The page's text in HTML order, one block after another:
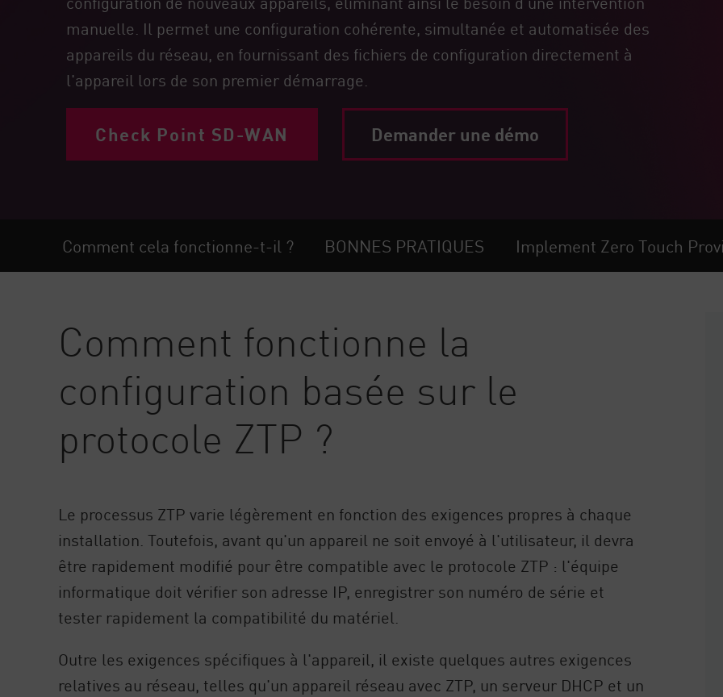
Poste
Navigation
Modèle SaaS
Renseignements sur les menaces
Exposure Prioritization
IA ThreatCloud
AI SECURITY
AI Red Teaming
Voir les solutions de A à Z
manuelle. Il permet une configuration cohérente, simultanée et automatisée des
appareils du réseau, en fournissant des fichiers de configuration directement à
l'appareil lors de son premier démarrage.
Check Point SD-WAN Demander une démo
Comment cela fonctionne-t-il ? BONNES PRATIQUES Implement Zero Touch
Comment fonctionne la
configuration basée sur le
protocole ZTP ?
Le processus ZTP varie légèrement en fonction des exigences propres à chaque
installation. Toutefois, avant qu'un appareil ne soit envoyé à l'utilisateur, il devra
être rapidement modifié pour être compatible avec le protocole ZTP : l'équipe
informatique doit vérifier son adresse IP, enregistrer son numéro de série et
tester rapidement la compatibilité du matériel.
Outre les exigences spécifiques à l'appareil, il existe quelques autres exigences
relatives au réseau, telles qu'un appareil réseau avec ZTP, un serveur DHCP et un